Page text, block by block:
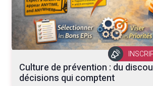
Culture de prévention : du
décisions qui comptent